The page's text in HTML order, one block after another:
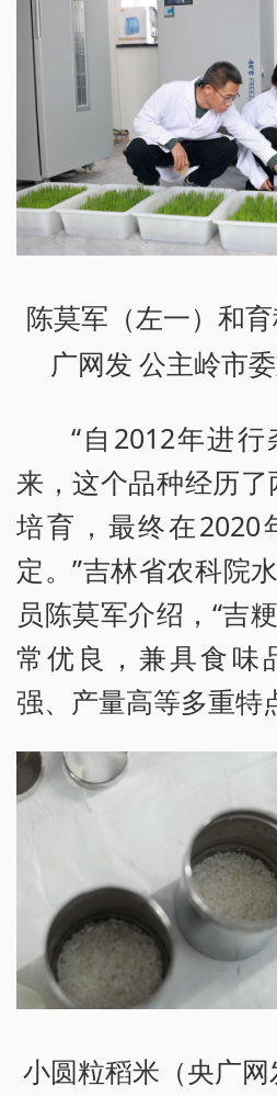
陈莫军（左一）和
广网发 公主岭市
“自2012年进
来，这个品种经历了
培育，最终在2020
定。”吉林省农科院
员陈莫军介绍，“吉
常优良，兼具食味
强、产量高等多重特
小圆粒稻米（央广网